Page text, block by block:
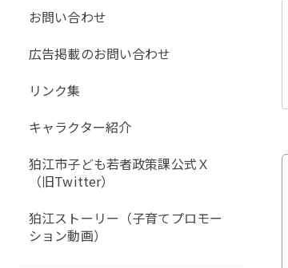
お問い合わせ
広告掲載のお問い合わせ
リンク集
キャラクター紹介
狛江市子ども若者政策課公式Ｘ
（旧Twitter）
狛江ストーリー（子育てプロモー
ション動画）